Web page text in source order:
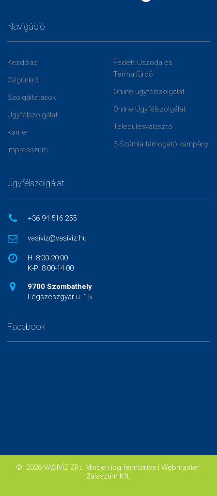
Navigáció
Kezdőlap
Cégünkről
Szolgáltatások
Ügyfélszolgálat
Karrier
Impresszum
Fedett Uszoda és
Termálfürdő
Online ügyfélszolgálat
Online Ügyfélszolgálat
Településválasztó
E-Számla támogató kampány
Ügyfélszolgálat
+36 94 516 255
vasiviz@vasiviz.hu
H: 8:00-20:00
K-P: 8:00-14:00
9700 Szombathely
Légszeszgyár u. 15.
Facebook
© 2026 VASIVÍZ ZRt. Minden jog fenntartva | Webmaster:
Zalaszám Kft.